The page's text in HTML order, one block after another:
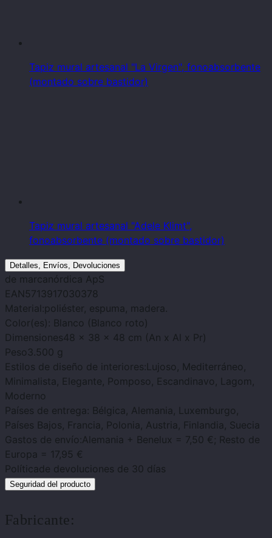
Tapiz mural artesanal "La Virgen", fonoabsorbente
(montado sobre bastidor)
Tapiz mural artesanal "Adele Klimt",
fonoabsorbente (montado sobre bastidor)
Detalles, Envíos, Devoluciones
de marca nórdica ApS
EAN 5713917030378
Material:poliéster, espuma, madera.
Color(es) : Blanco (Blanco roto)
Dimensiones48 x 38 x 48 cm (An x Al x Pr)
Peso 3.500 g
Estilos de diseño de interiores:Lujoso, Mediterráneo,
Minimalista, Elegante, Pomposo, Escandinavo, Lagom,
Moderno
Países de entrega : Bélgica, Alemania, Luxemburgo,
Países Bajos, Francia, Polonia, Austria, Finlandia, Suecia
Gastos de envío:Alemania + Benelux = 7,50 €; Resto de
Europa = 17,95 €
Políticade devoluciones de 30 días
Seguridad del producto
Fabricante: